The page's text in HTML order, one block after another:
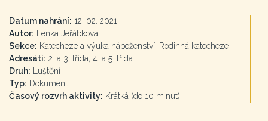
Datum nahrání: 12. 02. 2021
Autor: Lenka Jeřábková
Sekce: Katecheze a výuka náboženství, Rodinná katecheze
Adresáti: 2. a 3. třída, 4. a 5. třída
Druh: Luštění
Typ: Dokument
Časový rozvrh aktivity: Krátká (do 10 minut)